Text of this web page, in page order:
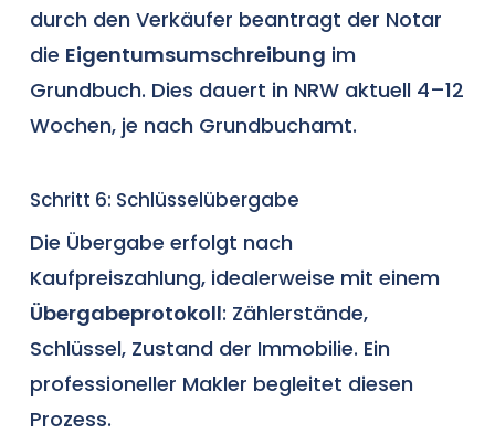
durch den Verkäufer beantragt der Notar
die Eigentumsumschreibung im
Grundbuch. Dies dauert in NRW aktuell 4–12
Wochen, je nach Grundbuchamt.
Schritt 6: Schlüsselübergabe
Die Übergabe erfolgt nach
Kaufpreiszahlung, idealerweise mit einem
Übergabeprotokoll: Zählerstände,
Schlüssel, Zustand der Immobilie. Ein
professioneller Makler begleitet diesen
Prozess.